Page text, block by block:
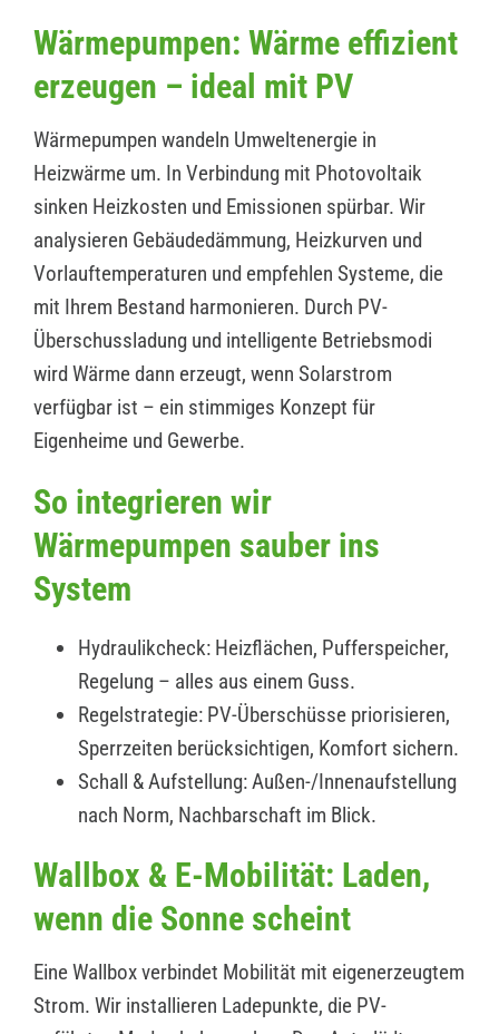
Wärmepumpen: Wärme effizient
erzeugen – ideal mit PV
Wärmepumpen wandeln Umweltenergie in
Heizwärme um. In Verbindung mit Photovoltaik
sinken Heizkosten und Emissionen spürbar. Wir
analysieren Gebäudedämmung, Heizkurven und
Vorlauftemperaturen und empfehlen Systeme, die
mit Ihrem Bestand harmonieren. Durch PV-
Überschussladung und intelligente Betriebsmodi
wird Wärme dann erzeugt, wenn Solarstrom
verfügbar ist – ein stimmiges Konzept für
Eigenheime und Gewerbe.
So integrieren wir
Wärmepumpen sauber ins
System
Hydraulikcheck: Heizflächen, Pufferspeicher,
Regelung – alles aus einem Guss.
Regelstrategie: PV-Überschüsse priorisieren,
Sperrzeiten berücksichtigen, Komfort sichern.
Schall & Aufstellung: Außen-/Innenaufstellung
nach Norm, Nachbarschaft im Blick.
Wallbox & E-Mobilität: Laden,
wenn die Sonne scheint
Eine Wallbox verbindet Mobilität mit eigenerzeugtem
Strom. Wir installieren Ladepunkte, die PV-